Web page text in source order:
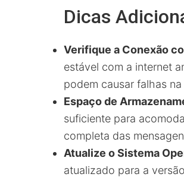
Dicas
Verifique a Conexão
estável com a internet
podem causar falhas
Espaço de
suficiente para
completa das
Atualize o Sistema
atualizado para a